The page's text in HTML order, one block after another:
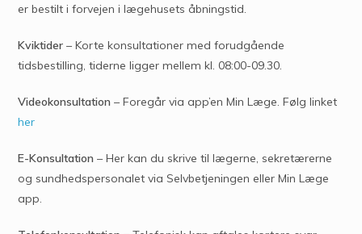
er bestilt i forvejen i lægehusets åbningstid.
Kviktider– Korte konsultationer med forudgående
tidsbestilling, tiderne ligger mellem kl. 08:00-09.30.
Videokonsultation– Foregår via app’en Min Læge. Følg linket
her
E-Konsultation– Her kan du skrive til lægerne, sekretærerne
og sundhedspersonalet via Selvbetjeningen eller Min Læge
app.